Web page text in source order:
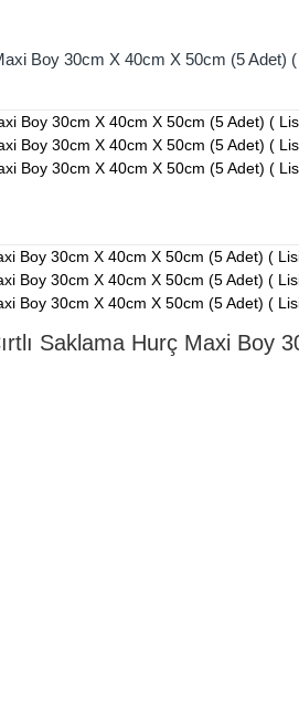
Boy 30cm X 40cm X 50cm (5 Adet)
Saklama Hurç Maxi Boy